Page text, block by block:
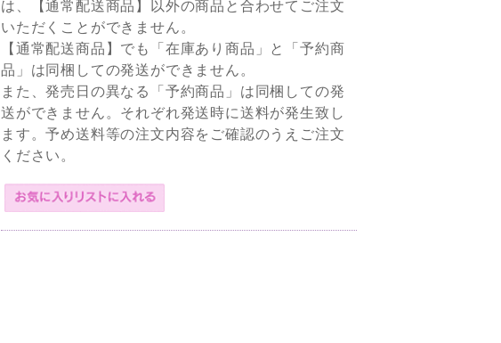
は、【通常配送商品】以外の商品と合わせてご注文
いただくことができません。
【通常配送商品】でも「在庫あり商品」と「予約商
品」は同梱しての発送ができません。
また、発売日の異なる「予約商品」は同梱しての発
送ができません。それぞれ発送時に送料が発生致し
ます。予め送料等の注文内容をご確認のうえご注文
ください。